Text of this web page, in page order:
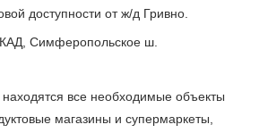
доступности от ж/д Гривно.
Симферопольское ш.
все необходимые объекты
магазины и супермаркеты,